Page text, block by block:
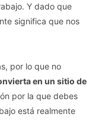
Y dado que
significa que nos
por lo que no
en un sitio de
por la que debes
está realmente